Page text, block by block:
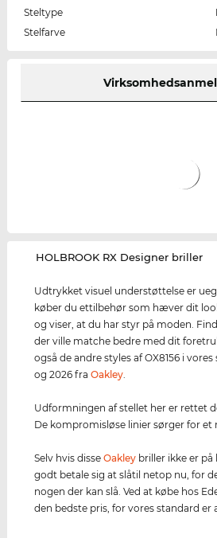
Steltype
Stelfarve
‌HOLBROOK RX Designer briller
Udtrykket visuel understøttelse er
køber du ettilbehør som hæver dit
og viser, at du har styr på moden.
der ville matche bedre med dit
også de andre styles af OX8156 i
og 2026 fraOakley.
Udformningen af stellet her er rettet
De kompromisløse linier sørger for et
Selv hvis disseOakley briller ikke er
godt betale sig at slåtil netop nu, for
nogen der kan slå. Ved at købe hos
den bedste pris, for vores standard er